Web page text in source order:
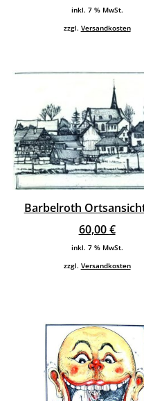
inkl. 7 % MwSt.
zzgl. Versandkosten
Barbelroth
60,00€
inkl. 7 % MwSt.
zzgl. Versandkosten